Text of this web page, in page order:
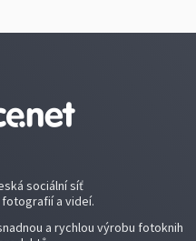
sociální síť
fotografií a videí.
a rychlou výrobu fotoknih